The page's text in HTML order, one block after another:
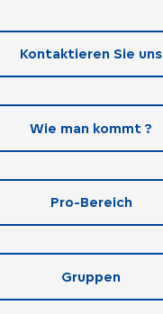
Kontaktieren Sie uns
Wie man kommt ?
Pro-Bereich
Gruppen